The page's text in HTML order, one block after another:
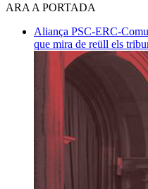
ARA A PORTADA
Aliança PSC-ERC-
que mira de reüll els